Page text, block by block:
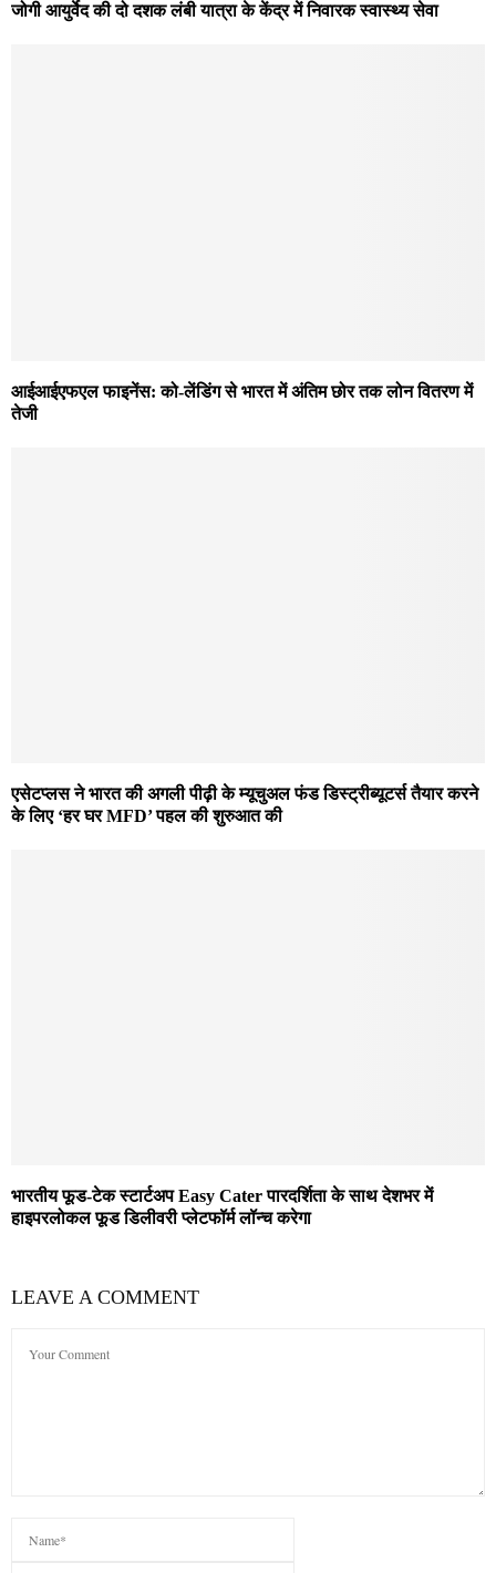
जोगी आयुर्वेद की दो दशक लंबी यात्रा के केंद्र में निवारक स्वास्थ्य सेवा
आईआईएफएल फाइनेंस: को-लेंडिंग से भारत में अंतिम छोर तक लोन वितरण में
तेजी
एसेटप्लस ने भारत की अगली पीढ़ी के म्यूचुअल फंड डिस्ट्रीब्यूटर्स तैयार करने
के लिए ‘हर घर MFD’ पहल की शुरुआत की
भारतीय फूड-टेक स्टार्टअप Easy Cater पारदर्शिता के साथ देशभर में
हाइपरलोकल फूड डिलीवरी प्लेटफॉर्म लॉन्च करेगा
LEAVE A COMMENT